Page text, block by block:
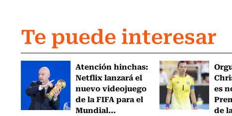
Te puede interesar
Atención hinchas:
Netflix lanzará el
nuevo videojuego
de la FIFA para el
Mundial...
es
de